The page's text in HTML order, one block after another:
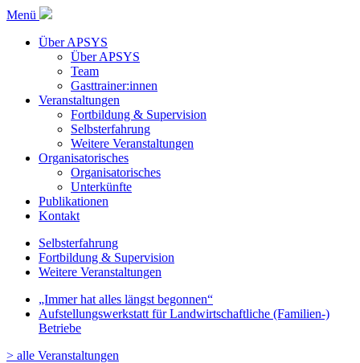
Menü
Über APSYS
Über APSYS
Team
Gasttrainer:innen
Veranstaltungen
Fortbildung & Supervision
Selbsterfahrung
Weitere Veranstaltungen
Organisatorisches
Organisatorisches
Unterkünfte
Publikationen
Kontakt
Selbsterfahrung
Fortbildung & Supervision
Weitere Veranstaltungen
„Immer hat alles längst begonnen“
Aufstellungswerkstatt für Landwirtschaftliche (Familien-)
Betriebe
> alle Veranstaltungen